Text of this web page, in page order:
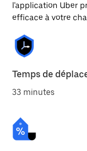
l'application Uber
efficace à votre
Temps de
33 minutes